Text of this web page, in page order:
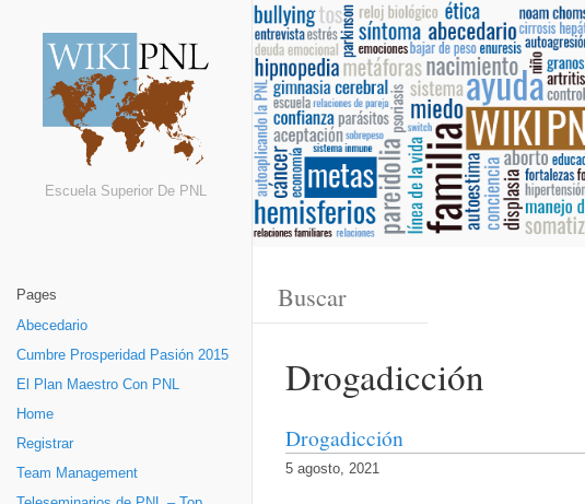
Escuela Superior De PNL
Pages
Abecedario
Cumbre Prosperidad Pasión 2015
El Plan Maestro Con PNL
Home
Registrar
Team Management
Drogadicción
Drogadicción
5 agosto, 2021